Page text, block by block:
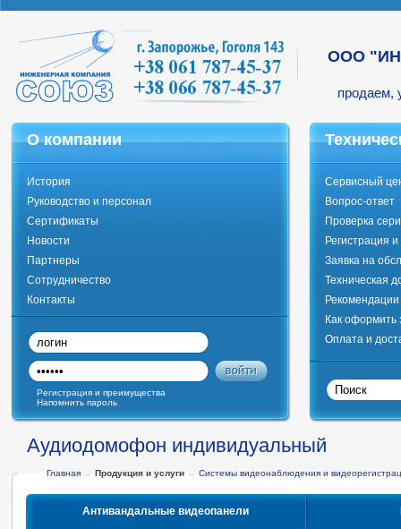
ООО
продаем,
О компании
История
Руководство и персонал
Сертификаты
Новости
Партнеры
Сотрудничество
Контакты
Сервисный
Вопрос-ответ
Проверка
Регистрация
Заявка на
Техническая
Как оформить
Оплата и
Регистрация и преимущества
Напомнить пароль
Аудиодомофон индивидуальный
Главная → Продукция и услуги → Системы видеонаблюдения и
Антивандальные видеопанели